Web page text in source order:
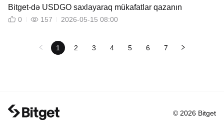
Bitget-də USDGO saxlayaraq mükafatlar qazanın
0 157 2026-05-15 08:00
1 2 3 4 5 6 7
© 2026 Bitget